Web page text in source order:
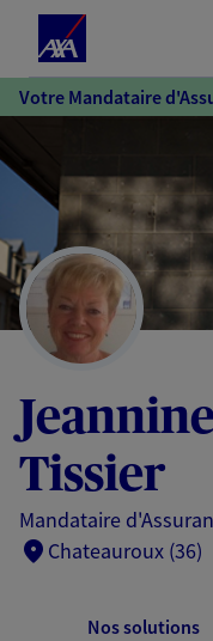
Votre Mandataire
Tissier
Mandataire
Chateauroux (36)
Nos solutions